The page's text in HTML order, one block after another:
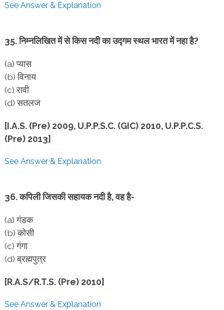
See Answer & Explanation
35. निम्नलिखित में से किस नदी का उद्गम स्थल भारत में नहा है?
(a) प्यास
(b) विनाय
(c) रावी
(d) सतलज
[I.A.S. (Pre) 2009, U.P.P.S.C. (GIC) 2010, U.P.P.C.S.
(Pre) 2013]
See Answer & Explanation
36. कपिली जिसकी सहायक नदी है, वह है-
(a) गंडक
(b) कोसी
(c) गंगा
(d) ब्रह्मपुत्र
[R.A.S/R.T.S. (Pre) 2010]
See Answer & Explanation